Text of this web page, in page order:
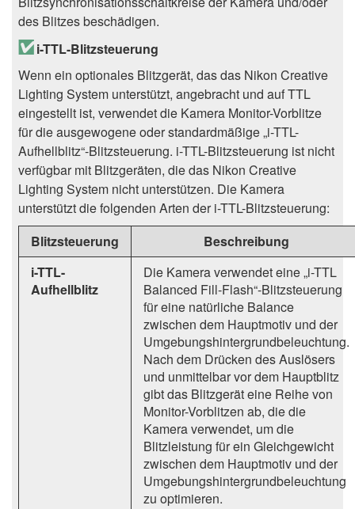
des Blitzes beschädigen.
i-TTL-Blitzsteuerung
Wenn ein optionales Blitzgerät, das das Nikon Creative
Lighting System unterstützt, angebracht und auf TTL
eingestellt ist, verwendet die Kamera Monitor-Vorblitze
für die ausgewogene oder standardmäßige „i-TTL-
Aufhellblitz“-Blitzsteuerung. i-TTL-Blitzsteuerung ist nicht
verfügbar mit Blitzgeräten, die das Nikon Creative
Lighting System nicht unterstützen. Die Kamera
unterstützt die folgenden Arten der i-TTL-Blitzsteuerung:
Blitzsteuerung
Beschreibung
i-TTL-
Aufhellblitz
Die Kamera verwendet eine „i-TTL
Balanced Fill-Flash“-Blitzsteuerung
für eine natürliche Balance
zwischen dem Hauptmotiv und der
Umgebungshintergrundbeleuchtung.
Nach dem Drücken des Auslösers
und unmittelbar vor dem Hauptblitz
gibt das Blitzgerät eine Reihe von
Monitor-Vorblitzen ab, die die
Kamera verwendet, um die
Blitzleistung für ein Gleichgewicht
zwischen dem Hauptmotiv und der
Umgebungshintergrundbeleuchtung
zu optimieren.